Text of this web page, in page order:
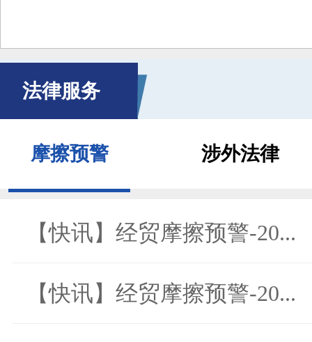
法律服务
摩擦预警 涉外法律
【快讯】经贸摩擦预警-20...
【快讯】经贸摩擦预警-20...